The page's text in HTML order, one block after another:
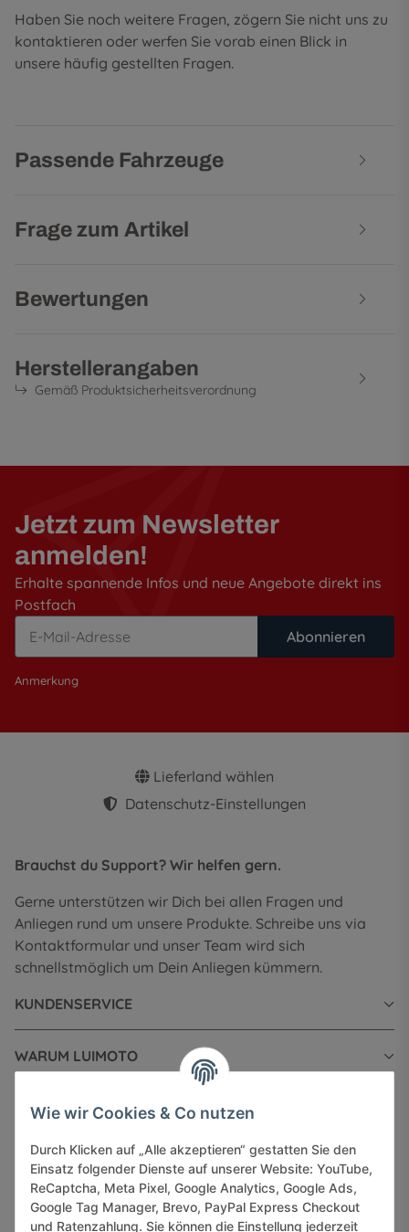
Haben Sie noch weitere Fragen, zögern Sie nicht uns zu
kontaktieren oder werfen Sie vorab einen Blick in
unsere häufig gestellten Fragen.
Passende Fahrzeuge
Frage zum Artikel
Bewertungen
Herstellerangaben
Gemäß Produktsicherheitsverordnung
Jetzt zum Newsletter
anmelden!
Erhalte spannende Infos und neue Angebote direkt ins
Postfach
Abonnieren
Anmerkung
Lieferland wählen
Datenschutz-Einstellungen
Brauchst du Support? Wir helfen gern.
Gerne unterstützen wir Dich bei allen Fragen und
Anliegen rund um unsere Produkte. Schreibe uns via
Kontaktformular und unser Team wird sich
schnellstmöglich um Dein Anliegen kümmern.
KUNDENSERVICE
WARUM LUIMOTO
INFORMATIONEN
GESETZLICHE INFORMATIONEN
Wie wir Cookies & Co nutzen
Durch Klicken auf „Alle akzeptieren“ gestatten Sie den
Einsatz folgender Dienste auf unserer Website: YouTube,
ReCaptcha, Meta Pixel, Google Analytics, Google Ads,
Google Tag Manager, Brevo, PayPal Express Checkout
und Ratenzahlung. Sie können die Einstellung jederzeit